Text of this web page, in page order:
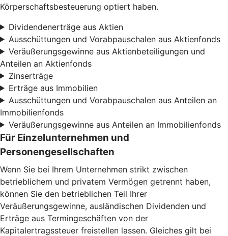
Körperschaftsbesteuerung optiert haben.
Dividendenerträge aus Aktien
Ausschüttungen und Vorabpauschalen aus Aktienfonds
Veräußerungsgewinne aus Aktienbeteiligungen und
Anteilen an Aktienfonds
Zinserträge
Erträge aus Immobilien
Ausschüttungen und Vorabpauschalen aus Anteilen an
Immobilienfonds
Veräußerungsgewinne aus Anteilen an Immobilienfonds
Für Einzelunternehmen und
Personengesellschaften
Wenn Sie bei Ihrem Unternehmen strikt zwischen
betrieblichem und privatem Vermögen getrennt haben,
können Sie den betrieblichen Teil Ihrer
Veräußerungsgewinne, ausländischen Dividenden und
Erträge aus Termingeschäften von der
Kapitalertragssteuer freistellen lassen. Gleiches gilt bei